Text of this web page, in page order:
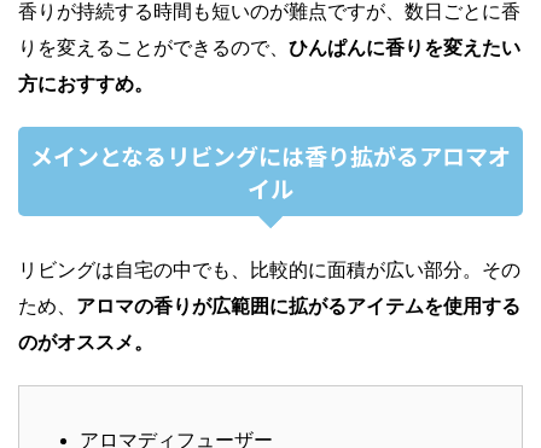
香りが持続する時間も短いのが難点ですが、数日ごとに香
りを変えることができるので、 ひんぱんに香りを変えたい
方におすすめ。
メインとなるリビングには香り拡がるアロマオ
イル
リビングは自宅の中でも、比較的に面積が広い部分。その
ため、 アロマの香りが広範囲に拡がるアイテムを使用する
のがオススメ。
アロマディフューザー